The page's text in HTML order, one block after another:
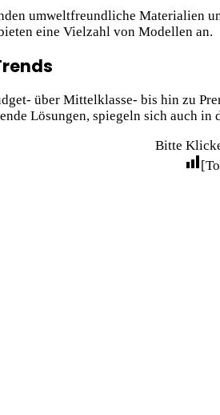
umweltfreundliche Materialien
eine Vielzahl von Modellen an.
über Mittelklasse- bis hin zu
Lösungen, spiegeln sich auch in
Bitte